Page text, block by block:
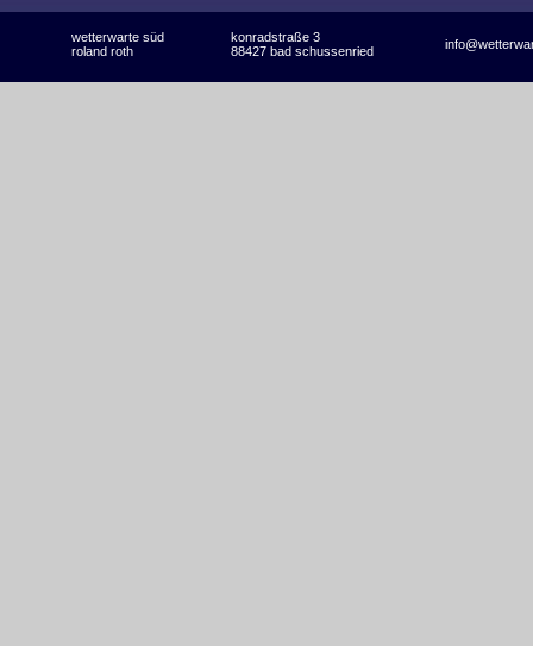
wetterwarte süd konradstraße 3
roland roth 88427 bad schussenried